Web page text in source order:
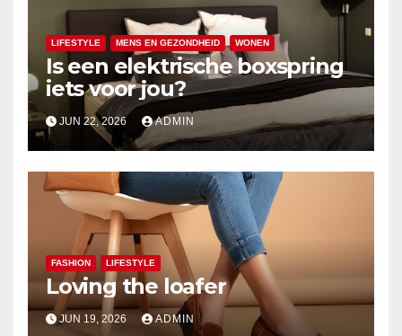
LIFESTYLE MENS EN GEZONDHEID WONEN
Is een elektrische boxspring
iets voor jou?
JUN 22, 2026 ADMIN
FASHION LIFESTYLE
Loving the loafer
JUN 19, 2026 ADMIN